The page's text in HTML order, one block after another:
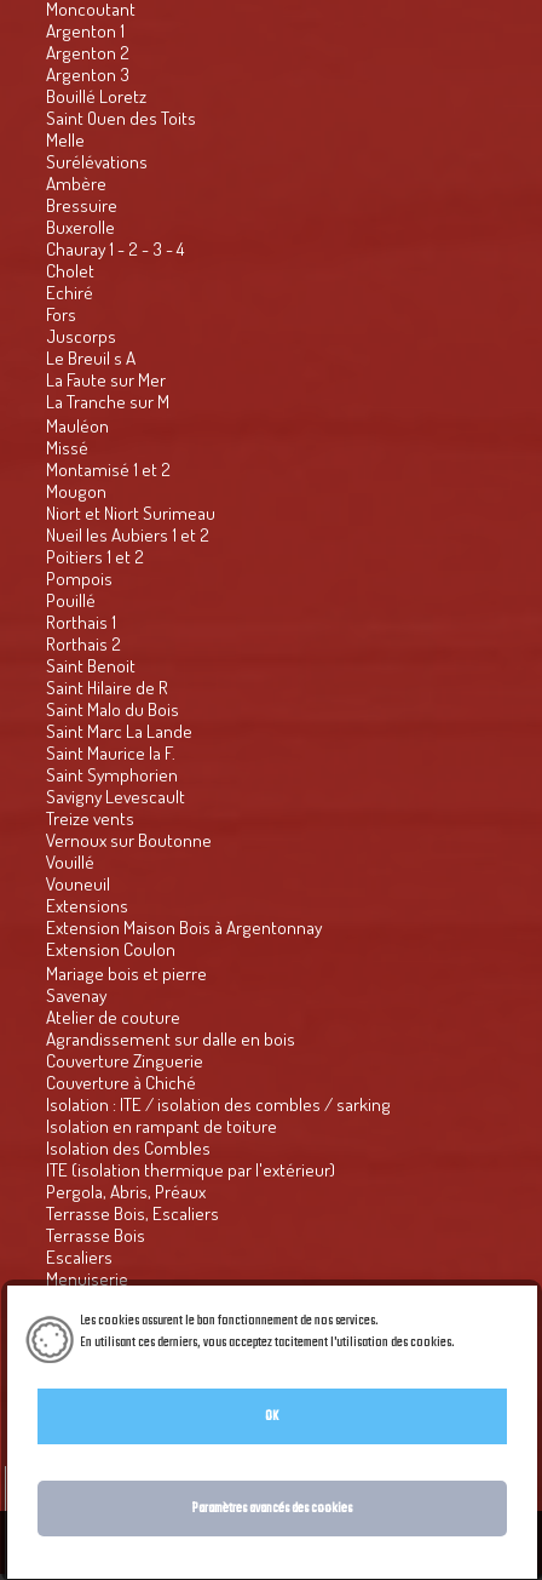
Les cookies assurent le bon fonctionnement de nos services.
En utilisant ces derniers, vous acceptez tacitement l'utilisation des cookies.
OK
Paramètres avancés des cookies
Moncoutant
Argenton 1
Argenton 2
Argenton 3
Bouillé Loretz
Saint Ouen des Toits
Melle
Surélévations
Ambère
Bressuire
Buxerolle
Chauray 1 - 2 - 3 - 4
Cholet
Echiré
Fors
Juscorps
Le Breuil s A
La Faute sur Mer
La Tranche sur M
Mauléon
Missé
Montamisé 1 et 2
Mougon
Niort et Niort Surimeau
Nueil les Aubiers 1 et 2
Poitiers 1 et 2
Pompois
Pouillé
Rorthais 1
Rorthais 2
Saint Benoit
Saint Hilaire de R
Saint Malo du Bois
Saint Marc La Lande
Saint Maurice la F.
Saint Symphorien
Savigny Levescault
Treize vents
Vernoux sur Boutonne
Vouillé
Vouneuil
Extensions
Extension Maison Bois à Argentonnay
Extension Coulon
Mariage bois et pierre
Savenay
Atelier de couture
Agrandissement sur dalle en bois
Couverture Zinguerie
Couverture à Chiché
Isolation : ITE / isolation des combles / sarking
Isolation en rampant de toiture
Isolation des Combles
ITE (isolation thermique par l'extérieur)
Pergola, Abris, Préaux
Terrasse Bois, Escaliers
Terrasse Bois
Escaliers
Menuiserie
Habitat groupé - Habitat naturel n° 63
Le Petit Economiste
Courrier de l'ouest 2016
CO du 17.12.16 : le retour de la croix et du coq
Création Créaprime